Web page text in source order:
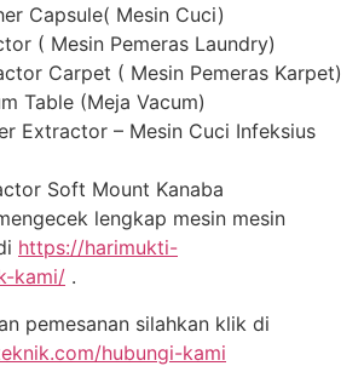
Capsule( Mesin Cuci)
( Mesin Pemeras Laundry)
Carpet ( Mesin Pemeras Karpet)
Table (Meja Vacum)
Extractor – Mesin Cuci Infeksius
Soft Mount Kanaba
lengkap mesin mesin
https://harimukti-
kami/ .
pemesanan silahkan klik di
hubungi-kami